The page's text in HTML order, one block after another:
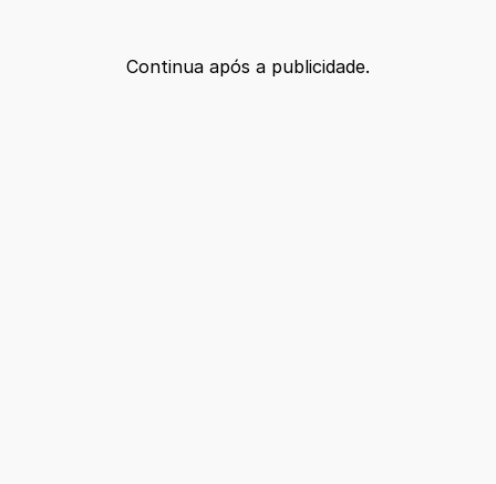
Continua após a publicidade.